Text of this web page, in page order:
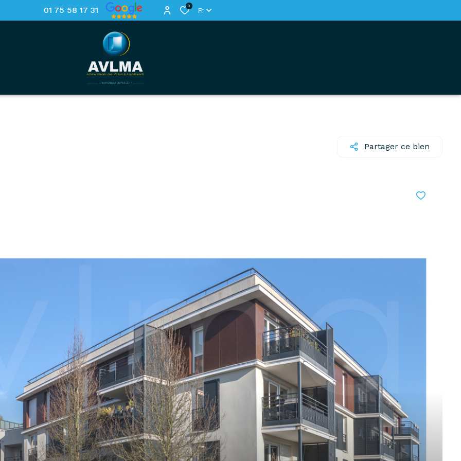
01 75 58 17 31 0
Fr
Partager ce bien